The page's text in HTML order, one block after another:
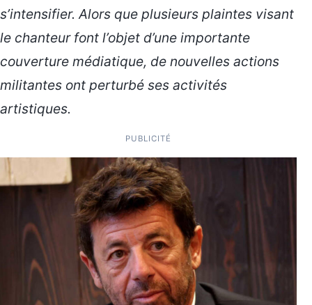
s’intensifier. Alors que plusieurs plaintes visant
le chanteur font l’objet d’une importante
couverture médiatique, de nouvelles actions
militantes ont perturbé ses activités
artistiques.
PUBLICITÉ